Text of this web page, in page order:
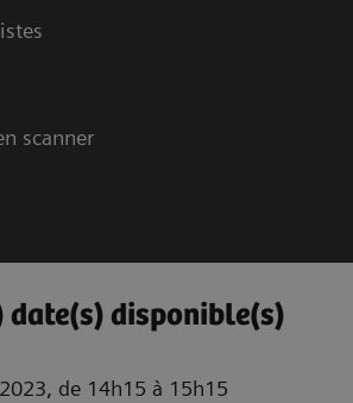
scanner
date(s) disponible(s)
de 14h15 à 15h15